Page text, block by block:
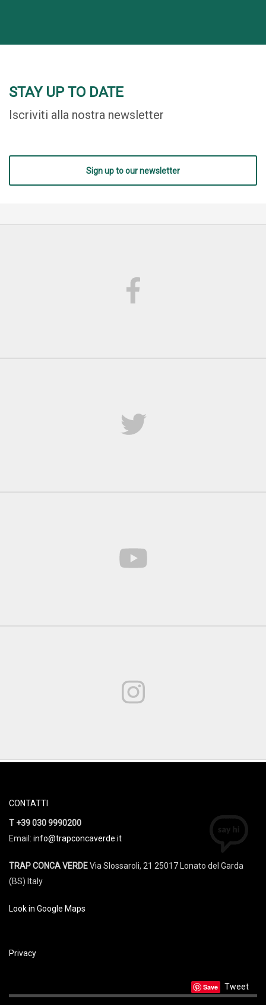
STAY UP TO DATE
Iscriviti alla nostra newsletter
Sign up to our newsletter
CONTATTI
T +39 030 9990200
Email: info@trapconcaverde.it
TRAP CONCA VERDEVia Slossaroli, 21 25017 Lonato del Garda
(BS) Italy
Look in Google Maps
Privacy
Tweet
Save